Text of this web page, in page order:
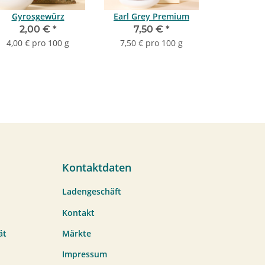
Gyrosgewürz
2,00 € *
4,00 € pro 100 g
Earl Grey Premium
7,50 € *
7,50 € pro 100 g
Kontaktdaten
Ladengeschäft
Kontakt
Märkte
Impressum